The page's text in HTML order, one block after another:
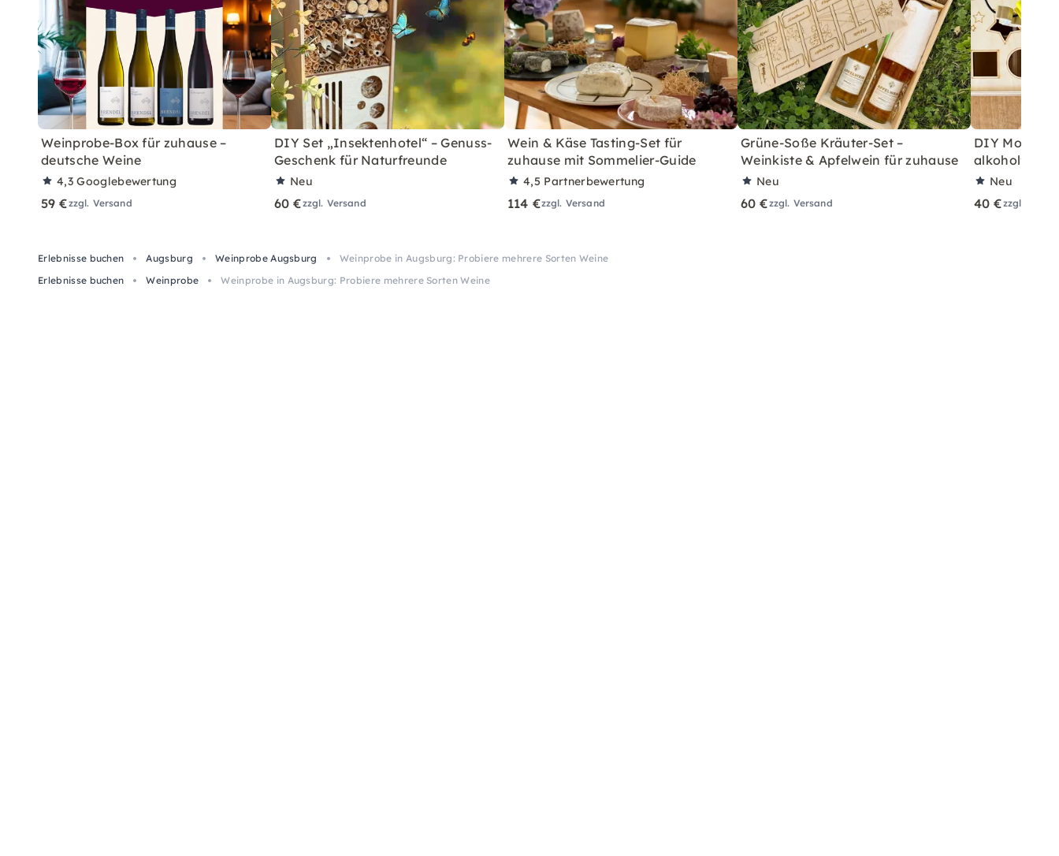
Weinprobe-Box für zuhause –
deutsche Weine
4,3Googlebewertung
59 €zzgl. Versand
DIY Set „Insektenhotel“ – Genuss-
Geschenk für Naturfreunde
Neu
60 €zzgl. Versand
Wein & Käse Tasting-Set für
zuhause mit Sommelier-Guide
4,5 Partnerbewertung
114 €zzgl. Versand
Grüne-Soße Kräuter-Set –
Weinkiste & Apfelwein für zuhause
Neu
60 €zzgl. Versand
DIY
Neu
40 €zzgl.
Erlebnisse buchen Augsburg Weinprobe Augsburg
Weinprobe in Augsburg: Probiere mehrere Sorten Weine
Erlebnisse buchen
Weinprobe Weinprobe in Augsburg: Probiere mehrere Sorten Weine